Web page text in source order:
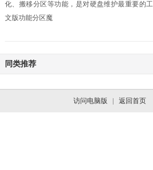
化、搬移分区等功能，是对硬盘维护最重要的工
文版功能分区魔
同类推荐
访问电脑版 返回首页